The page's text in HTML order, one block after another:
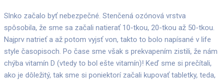
Slnko začalo byť nebezpečné. Stenčená ozónová vrstva
spôsobila, že sme sa začali natierať 10-tkou, 20-tkou až 50-tkou.
Najprv natrieť a až potom vyjsť von, takto to bolo napísané v life
style časopisoch. Po čase sme však s prekvapením zistili, že nám
chýba vitamín D (vtedy to bol ešte vitamín)! Keď sme si prečítali,
ako je dôležitý, tak sme si poniektorí začali kupovať tabletky, teda,